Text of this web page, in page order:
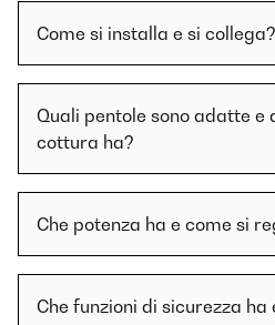
Come si installa e si collega?
Quali pentole sono adatte e
cottura ha?
Che potenza ha e come si
Che funzioni di sicurezza ha